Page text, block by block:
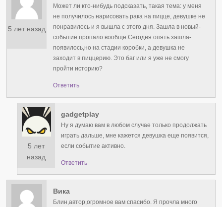
5 лет назад
Может ли кто-нибудь подсказать, такая тема: у меня
не получилось нарисовать рака на пицце, девушке не
понравилось и я вышла с этого дня. Зашла в новый-
событие пропало вообще.Сегодня опять зашла-
появилось,но на стадии коробки, а девушка не
заходит в пиццерию. Это баг или я уже не смогу
пройти историю?
Ответить
5 лет
назад
gadgetplay
Ну я думаю вам в любом случае только продолжать
играть дальше, мне кажется девушка еще появится,
если событие активно.
Ответить
Вика
Блин,автор,огромное вам спасибо. Я прочла много